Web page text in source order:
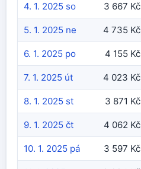
4. 1. 2025 so 3 667 Kč
5. 1. 2025 ne 4 735 Kč
6. 1. 2025 po 4 155 Kč
7. 1. 2025 út 4 023 Kč
8. 1. 2025 st 3 871 Kč
9. 1. 2025 čt 4 062 Kč
10. 1. 2025 pá 3 597 Kč